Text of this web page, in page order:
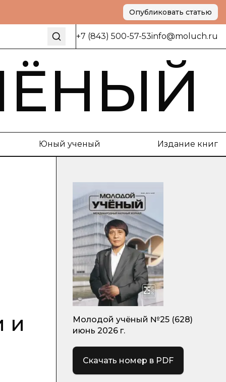
Опубликовать статью
+7 (843) 500-57-53info@moluch.ru
Юный ученый Издание книг
и
Молодой учёный №25 (628)
июнь 2026 г.
Скачать номер в PDF